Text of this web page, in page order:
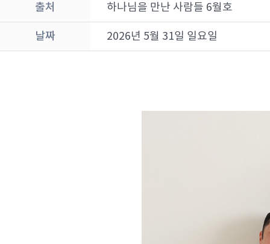
출처 하나님을 만난 사람들 6월호
날짜 2026년 5월 31일 일요일